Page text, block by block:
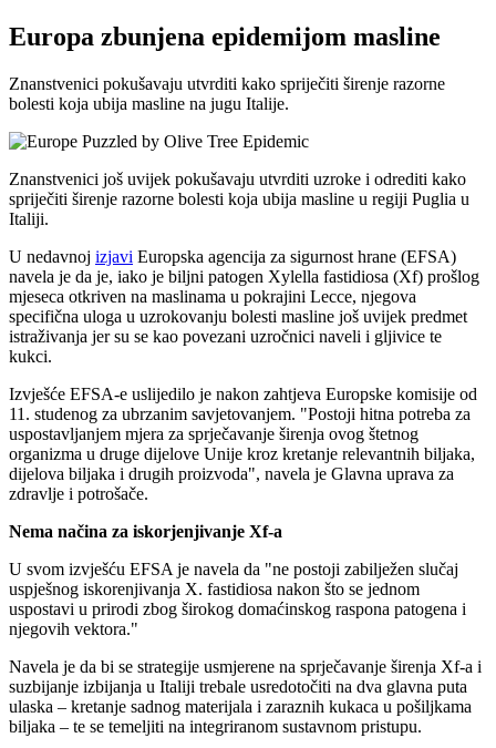
Europa zbunjena epidemijom masline
Znanstvenici pokušavaju utvrditi kako spriječiti širenje razorne
bolesti koja ubija masline na jugu Italije.
Znanstvenici još uvijek pokušavaju utvrditi uzroke i odrediti kako
spriječiti širenje razorne bolesti koja ubija masline u regiji Puglia u
Italiji.
U nedavnoj izjavi Europska agencija za sigurnost hrane (EFSA)
navela je da je, iako je biljni patogen Xylella fastidiosa (Xf) prošlog
mjeseca otkriven na maslinama u pokrajini Lecce, njegova
specifična uloga u uzrokovanju bolesti masline još uvijek predmet
istraživanja jer su se kao povezani uzročnici naveli i gljivice te
kukci.
Izvješće EFSA-e uslijedilo je nakon zahtjeva Europske komisije od
11. studenog za ubrzanim savjetovanjem. "Postoji hitna potreba za
uspostavljanjem mjera za sprječavanje širenja ovog štetnog
organizma u druge dijelove Unije kroz kretanje relevantnih biljaka,
dijelova biljaka i drugih proizvoda", navela je Glavna uprava za
zdravlje i potrošače.
Nema načina za iskorjenjivanje Xf-a
U svom izvješću EFSA je navela da "ne postoji zabilježen slučaj
uspješnog iskorenjivanja X. fastidiosa nakon što se jednom
uspostavi u prirodi zbog širokog domaćinskog raspona patogena i
njegovih vektora."
Navela je da bi se strategije usmjerene na sprječavanje širenja Xf-a i
suzbijanje izbijanja u Italiji trebale usredotočiti na dva glavna puta
ulaska – kretanje sadnog materijala i zaraznih kukaca u pošiljkama
biljaka – te se temeljiti na integriranom sustavnom pristupu.